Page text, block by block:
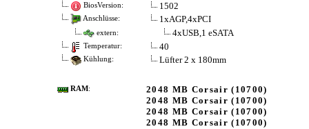
BiosVersion: 1502
Anschlüsse: 1xAGP,4xPCI
extern: 4xUSB,1 eSATA
Temperatur: 40
Kühlung: Lüfter 2 x 180mm
RAM:
2048 MB Corsair (10700)
2048 MB Corsair (10700)
2048 MB Corsair (10700)
2048 MB Corsair (10700)